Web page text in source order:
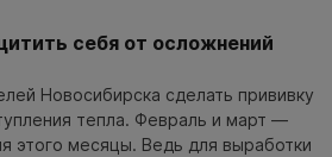
себя от осложнений
Новосибирска сделать прививку
тепла. Февраль и март —
этого месяцы. Ведь для выработки